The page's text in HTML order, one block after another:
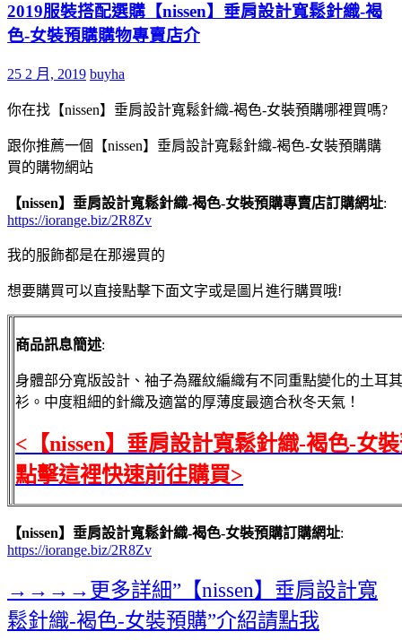
2019服裝搭配選購【nissen】垂肩設計寬鬆針織-褐
色-女裝預購購物專賣店介
25 2 月, 2019 buyha
你在找【nissen】垂肩設計寬鬆針織-褐色-女裝預購哪裡買嗎?
跟你推薦一個【nissen】垂肩設計寬鬆針織-褐色-女裝預購購
買的購物網站
【nissen】垂肩設計寬鬆針織-褐色-女裝預購專賣店訂購網址:
https://iorange.biz/2R8Zv
我的服飾都是在那邊買的
想要購買可以直接點擊下面文字或是圖片進行購買哦!
商品訊息簡述:
身體部分寬版設計、袖子為羅紋編織有不同重點變化的土耳
衫。中度粗細的針織及適當的厚薄度最適合秋冬天氣！
<【nissen】垂肩設計寬鬆針織-褐色-女
點擊這裡快速前往購買>
【nissen】垂肩設計寬鬆針織-褐色-女裝預購訂購網址:
https://iorange.biz/2R8Zv
→→→→更多詳細”【nissen】垂肩設計寬
鬆針織-褐色-女裝預購”介紹請點我